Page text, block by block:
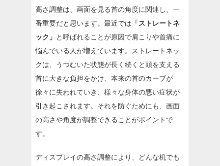
高さ調整は、画面を見る首の角度に関連し、一
番重要だと思います。最近では 「ストレートネ
ック」 と呼ばれることが原因で肩こりや首痛に
悩んでいる人が増えています。ストレートネッ
クは、うつむいた状態が長く続くと頭を支える
首に大きな負担をかけ、本来の首のカーブが
徐々に失われていき、様々な身体の悪い症状が
引き起こされます。それを防ぐためにも、画面
の高さや角度が調整できることがポイントで
す。
ディスプレイの高さ調整により、どんな机でも